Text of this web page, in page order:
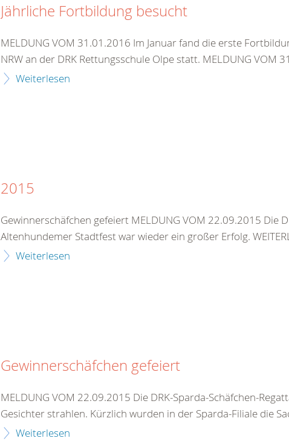
Jährliche Fortbildung besucht
MELDUNG VOM 31.01.2016 Im Januar fand die erste
NRW an der DRK Rettungsschule Olpe statt. MELDUNG VOM
Weiterlesen
2015
Gewinnerschäfchen gefeiert MELDUNG VOM 22.09.2015 Die
Altenhundemer Stadtfest war wieder ein großer Erfolg.
Weiterlesen
Gewinnerschäfchen gefeiert
MELDUNG VOM 22.09.2015 Die DRK-Sparda-Schäfchen-
Gesichter strahlen. Kürzlich wurden in der Sparda-Filiale die
Weiterlesen